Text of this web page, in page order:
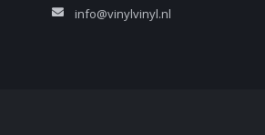
info@vinylvinyl.nl